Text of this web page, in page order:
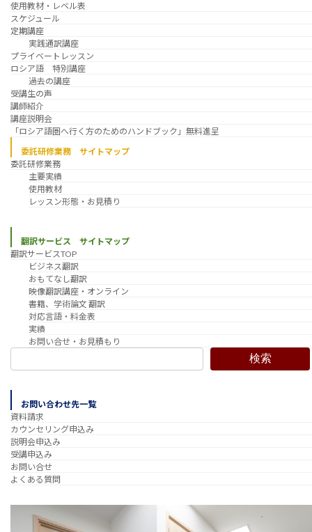
使用教材・レベル表
スケジュール
定期講座
実践通訳講座
プライベートレッスン
ロシア語 特別講座
過去の講座
受講生の声
講師紹介
講座説明会
「ロシア語圏へ行く方のためのハンドブック」無料進呈
委託研修業務 サイトマップ
委託研修業務
主要実績
使用教材
レッスン形態・お見積り
翻訳サービス サイトマップ
翻訳サービスTOP
ビジネス翻訳
おもてなし翻訳
映像翻訳講座・オンライン
書籍、学術論文 翻訳
対応言語・料金表
実績
お問い合せ・お見積もり
検索
お問い合わせ先一覧
資料請求
カウンセリング申込み
説明会申込み
受講申込み
お問い合せ
よくある質問